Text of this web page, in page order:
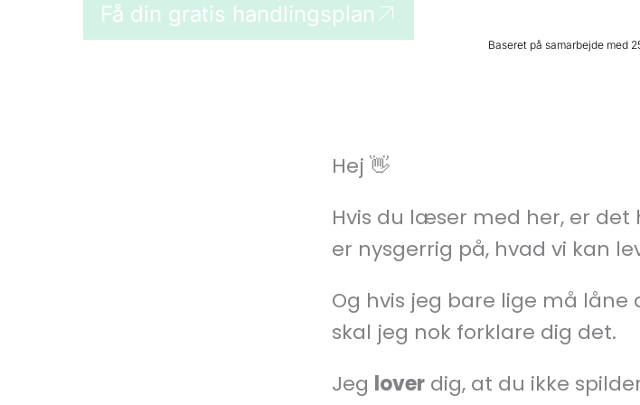
Få din gratis handlingsplan
Baseret på samarbejde med
Hej 👋
Hvis du læser med her, er det
er nysgerrig på, hvad vi kan
Og hvis jeg bare lige må låne
skal jeg nok forklare dig det.
Jeg lover dig, at du ikke